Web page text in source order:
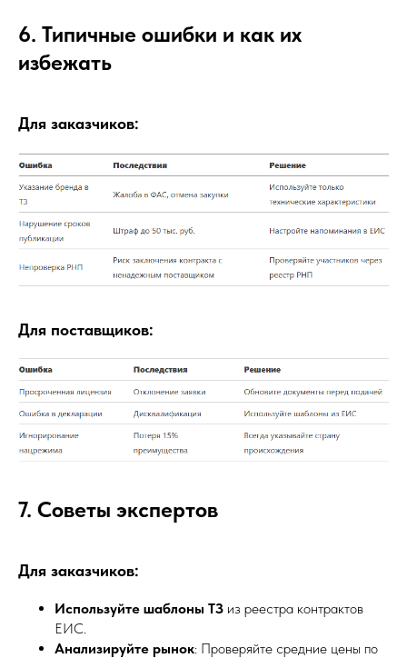
6. Типичные ошибки и как их
избежать
Для заказчиков:
Для поставщиков:
7. Советы экспертов
Для заказчиков:
Используйте шаблоны ТЗ из реестра контрактов
ЕИС.
Анализируйте рынок: Проверяйте средние цены по